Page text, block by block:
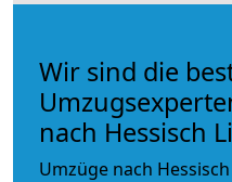
Wir sind die
nach Hessisch
Umzüge nach